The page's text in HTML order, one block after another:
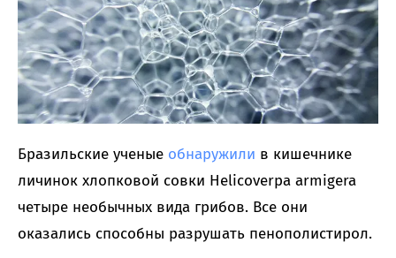
Бразильские ученые обнаружили в кишечнике
личинок хлопковой совки Helicoverpa armigera
четыре необычных вида грибов. Все они
оказались способны разрушать пенополистирол.